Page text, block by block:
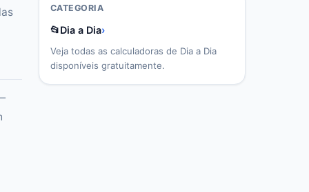
CATEGORIA
📂Dia a Dia›
Veja todas as calculadoras de Dia a Dia
disponíveis gratuitamente.